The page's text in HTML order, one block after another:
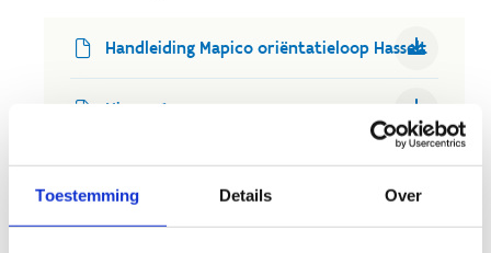
Toestemming Details Over
Handleiding Mapico oriëntatieloop Hasselt
Niveau 1
Niveau 2
Niveau 3